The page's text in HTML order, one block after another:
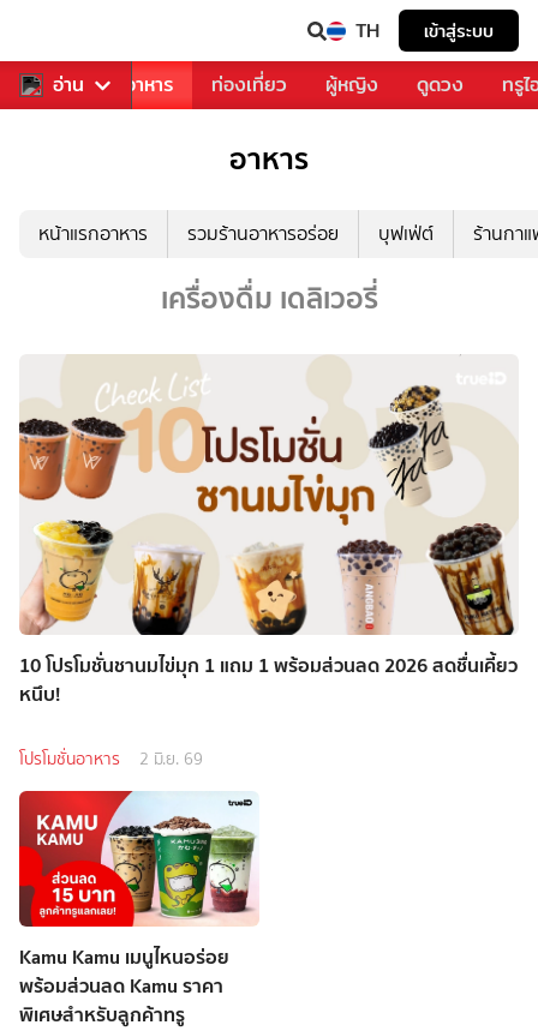
TH เข้าสู่ระบบ
อ่าน
การเพลง อาหาร ท่องเที่ยว ผู้หญิง ดูดวง ทรู
อาหาร
หน้าแรกอาหาร รวมร้านอาหารอร่อย บุฟเฟ่ต์ ร้านกา
เครื่องดื่ม เดลิเวอรี่
10 โปรโมชั่นชานมไข่มุก 1 แถม 1 พร้อมส่วนลด 2026 สดชื่นเคี้ยว
หนึบ!
โปรโมชั่นอาหาร 2 มิ.ย. 69
Kamu Kamu เมนูไหนอร่อย
พร้อมส่วนลด Kamu ราคา
พิเศษสำหรับลูกค้าทรู